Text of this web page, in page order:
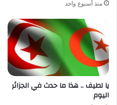
منذ أسبوع واحد
يا لطيف .. هذا ما حدث في الجزائر
اليوم